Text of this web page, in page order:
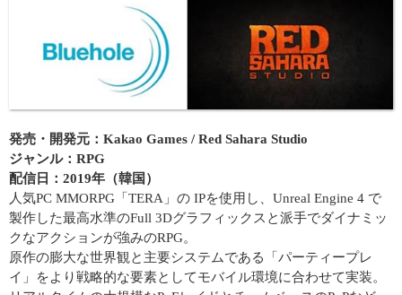
発売・開発元：Kakao Games / Red Sahara Studio
ジャンル：RPG
配信日：2019年（韓国）
人気PC MMORPG「TERA」の IPを使用し、Unreal Engine 4 で
製作した最高水準のFull 3Dグラフィックスと派手でダイナミッ
クなアクションが強みのRPG。
原作の膨大な世界観と主要システムである「パーティープレ
イ」をより戦略的な要素としてモバイル環境に合わせて実装。